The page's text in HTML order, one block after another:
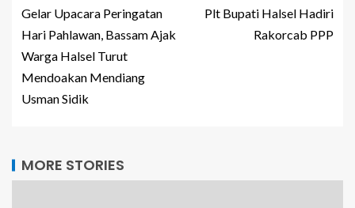
Gelar Upacara Peringatan
Hari Pahlawan, Bassam Ajak
Warga Halsel Turut
Mendoakan Mendiang
Usman Sidik
Plt Bupati Halsel Hadiri
Rakorcab PPP
MORE STORIES